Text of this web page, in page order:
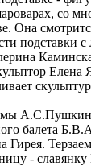
со
Она
подставки
Елена
балета
Гирея.
-